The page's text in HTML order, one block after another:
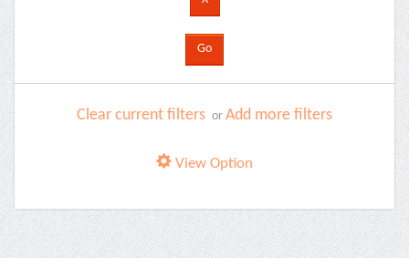
Clear current filters or Add more filters
View Option